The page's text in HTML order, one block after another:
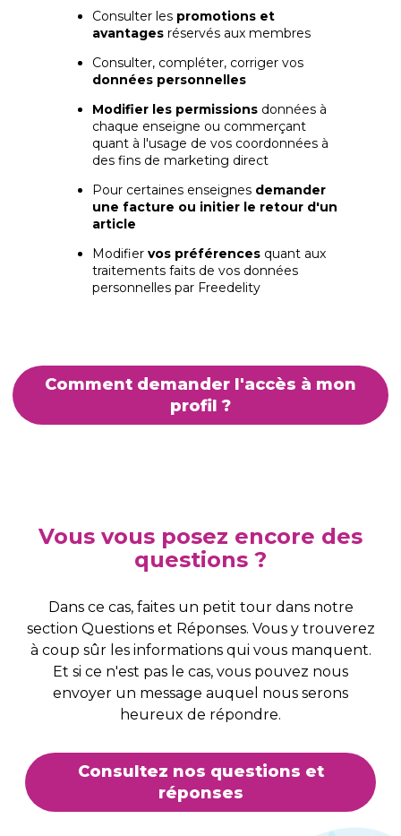
Consulter les promotions et
avantages réservés aux membres
Consulter, compléter, corriger vos
données personnelles
Modifier les permissions données à
chaque enseigne ou commerçant
quant à l'usage de vos coordonnées à
des fins de marketing direct
Pour certaines enseignes demander
une facture ou initier le retour d'un
article
Modifier vos préférences quant aux
traitements faits de vos données
personnelles par Freedelity
Comment demander l'accès à mon
profil ?
Vous vous posez encore des
questions ?
Dans ce cas, faites un petit tour dans notre
section Questions et Réponses. Vous y trouverez
à coup sûr les informations qui vous manquent.
Et si ce n'est pas le cas, vous pouvez nous
envoyer un message auquel nous serons
heureux de répondre.
Consultez nos questions et
réponses